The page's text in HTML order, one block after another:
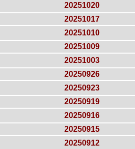
20251020
20251017
20251010
20251009
20251003
20250926
20250923
20250919
20250916
20250915
20250912